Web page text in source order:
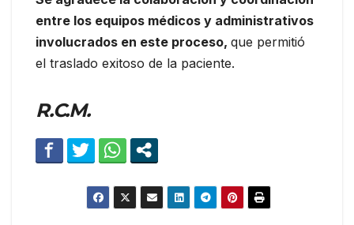
entre los equipos médicos y administrativos
involucrados en este proceso, que permitió
el traslado exitoso de la paciente.
R.C.M.